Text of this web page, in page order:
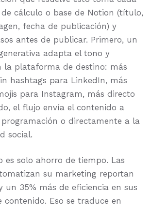
cálculo o base de Notion (título,
fecha de publicación) y
antes de publicar. Primero, un
adapta el tono y
la plataforma de destino: más
hashtags para LinkedIn, más
para Instagram, más directo
el flujo envía el contenido a
o directamente a la
social.
es solo ahorro de tiempo. Las
su marketing reportan
un 35% más de eficiencia en sus
contenido. Eso se traduce en